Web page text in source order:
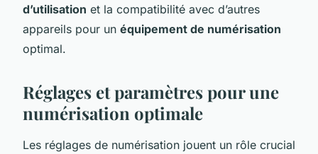
d’utilisation et la compatibilité avec d’autres
appareils pour un équipement de numérisation
optimal.
Réglages et paramètres pour une
numérisation optimale
Les réglages de numérisation jouent un rôle crucial